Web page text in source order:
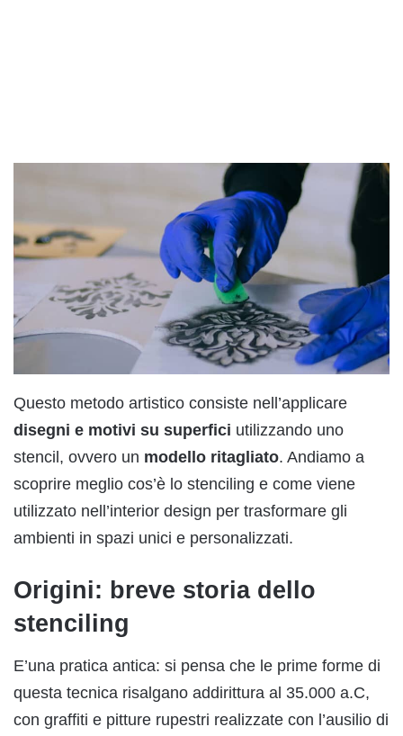
Questo metodo artistico consiste nell’applicare
disegni e motivi su superfici utilizzando uno
stencil, ovvero un modello ritagliato. Andiamo a
scoprire meglio cos’è lo stenciling e come viene
utilizzato nell’interior design per trasformare gli
ambienti in spazi unici e personalizzati.
Origini: breve storia dello
stenciling
E’una pratica antica: si pensa che le prime forme di
questa tecnica risalgano addirittura al 35.000 a.C,
con graffiti e pitture rupestri realizzate con l’ausilio di